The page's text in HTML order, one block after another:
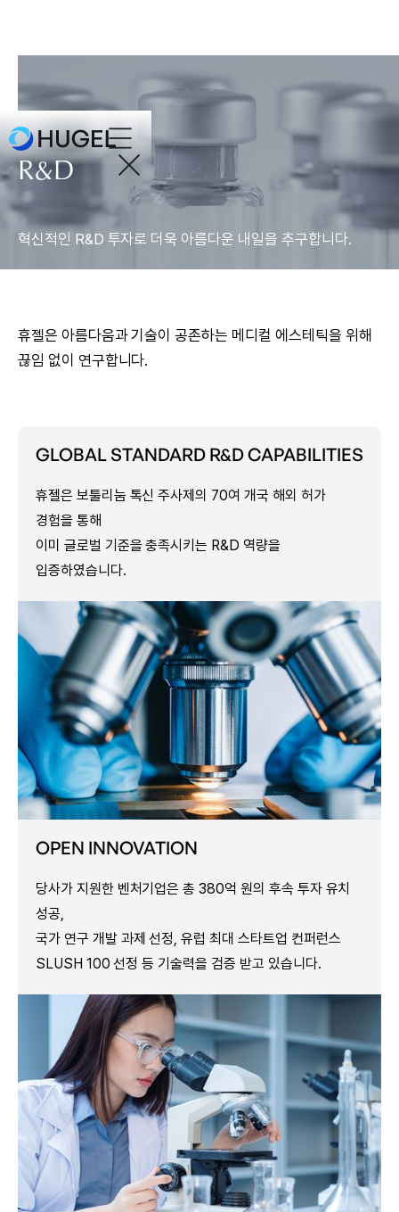
R&D
혁신적인 R&D 투자로 더욱 아름다운 내일을 추구합니다.
휴젤은 아름다움과 기술이 공존하는 메디컬 에스테틱을 위해
끊임 없이 연구합니다.
GLOBAL STANDARD R&D CAPABILITIES
휴젤은 보툴리눔 톡신 주사제의 70여 개국 해외 허가
경험을 통해
이미 글로벌 기준을 충족시키는 R&D 역량을
입증하였습니다.
OPEN INNOVATION
당사가 지원한 벤처기업은 총 380억 원의 후속 투자 유치
성공,
국가 연구 개발 과제 선정, 유럽 최대 스타트업 컨퍼런스
SLUSH 100 선정 등 기술력을 검증 받고 있습니다.